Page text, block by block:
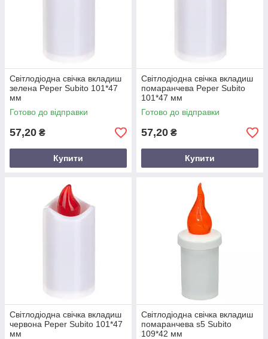
Світлодіодна свічка вкладиш
зелена Peper Subito 101*47
мм
Готово до відправки
57,20 ₴
Купити
Світлодіодна свічка вкладиш
помаранчева Peper Subito
101*47 мм
Готово до відправки
57,20 ₴
Купити
Світлодіодна свічка вкладиш
червона Peper Subito 101*47
мм
Світлодіодна свічка вкладиш
помаранчева s5 Subito
109*42 мм